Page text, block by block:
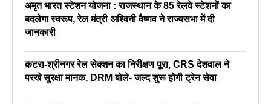
अमृत भारत स्टेशन योजना : राजस्थान के 85 रेलवे स्टेशनों का
बदलेगा स्वरूप, रेल मंत्री अश्विनी वैष्णव ने राज्यसभा में दी
जानकारी
कटरा-श्रीनगर रेल सेक्शन का निरीक्षण पूरा, CRS देशवाल ने
परखे सुरक्षा मानक, DRM बोले- जल्द शुरू होगी ट्रेन सेवा